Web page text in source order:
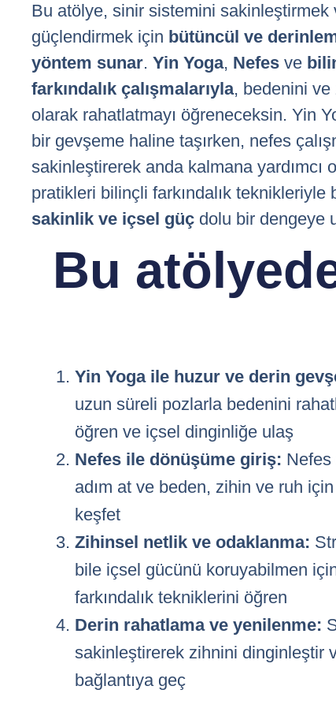
Bu atölye, sinir sistemini sakinleştirmek
güçlendirmek için bütüncül ve
yöntem sunar.Yin Yoga, Nefesve
farkındalık çalışmalarıyla, bedenini ve
olarak rahatlatmayı öğreneceksin. Yin
bir gevşeme haline taşırken, nefes
sakinleştirerek anda kalmana yardımcı
pratikleri bilinçli farkındalık teknikleriyle
sakinlik ve içsel güç dolu bir dengeye
Bu
Yin Yoga ile huzur ve derin
uzun süreli pozlarla bedenini
öğren ve içsel dinginliğe ulaş
Nefes ile dönüşüme giriş: Nefes
adım at ve beden, zihin ve ruh için
keşfet
Zihinsel netlik ve odaklanma:
bile içsel gücünü koruyabilmen
farkındalık tekniklerini öğren
Derin rahatlama ve yenilenme:
sakinleştirerek zihnini dinginleştir
bağlantıya geç